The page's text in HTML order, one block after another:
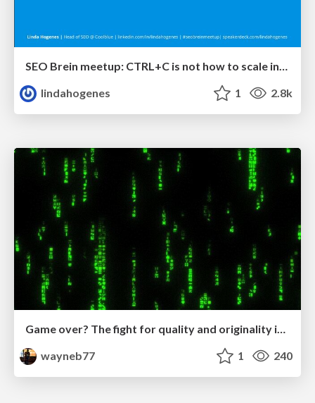
SEO Brein meetup: CTRL+C is not how to scale international SEO
lindahogenes
1 2.8k
wayneb77
1 240